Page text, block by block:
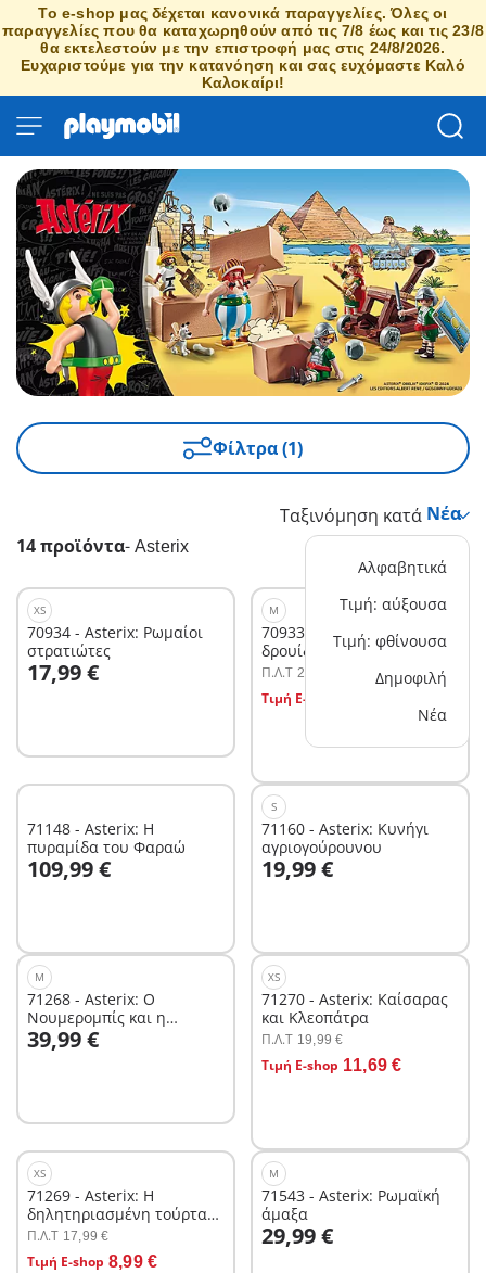
Το e-shop μας δέχεται κανονικά παραγγελίες. Όλες οι
παραγγελίες που θα καταχωρηθούν από τις 7/8 έως και τις 23/8
θα εκτελεστούν με την επιστροφή μας στις 24/8/2026.
Ευχαριστούμε για την κατανόηση και σας ευχόμαστε Καλό
Καλοκαίρι!
Φίλτρα (1)
14 προϊόντα- Asterix
Ταξινόμηση κατά
Αλφαβητικά
Τιμή: αύξουσα
Τιμή: φθίνουσα
Δημοφιλή
Νέα
XS
70934 - Asterix: Ρωμαίοι
στρατιώτες
17,99 €
Στο καλάθι
M
70933 - Asterix: Ο
δρουίδης Πανοραμίξ
Π.Λ.T 26,99 €
Τιμή E-shop
71148 - Asterix: Η
πυραμίδα του Φαραώ
109,99 €
Στο καλάθι
S
71160 - Asterix: Κυνήγι
αγριογούρουνου
19,99 €
Στο καλάθι
M
71268 - Asterix: Ο
Νουμερομπίς και η
κατασκευή του Παλατιού
39,99 €
Στο καλάθι
XS
71270 - Asterix: Καίσαρας
και Κλεοπάτρα
Π.Λ.T 19,99 €
Τιμή E-shop 11,69 €
Στο καλάθι
XS
71269 - Asterix: Η
δηλητηριασμένη τούρτα
του Πυραμιδονίς
Π.Λ.T 17,99 €
Τιμή E-shop 8,99 €
Στο καλάθι
M
71543 - Asterix: Ρωμαϊκή
άμαξα
29,99 €
Στο καλάθι